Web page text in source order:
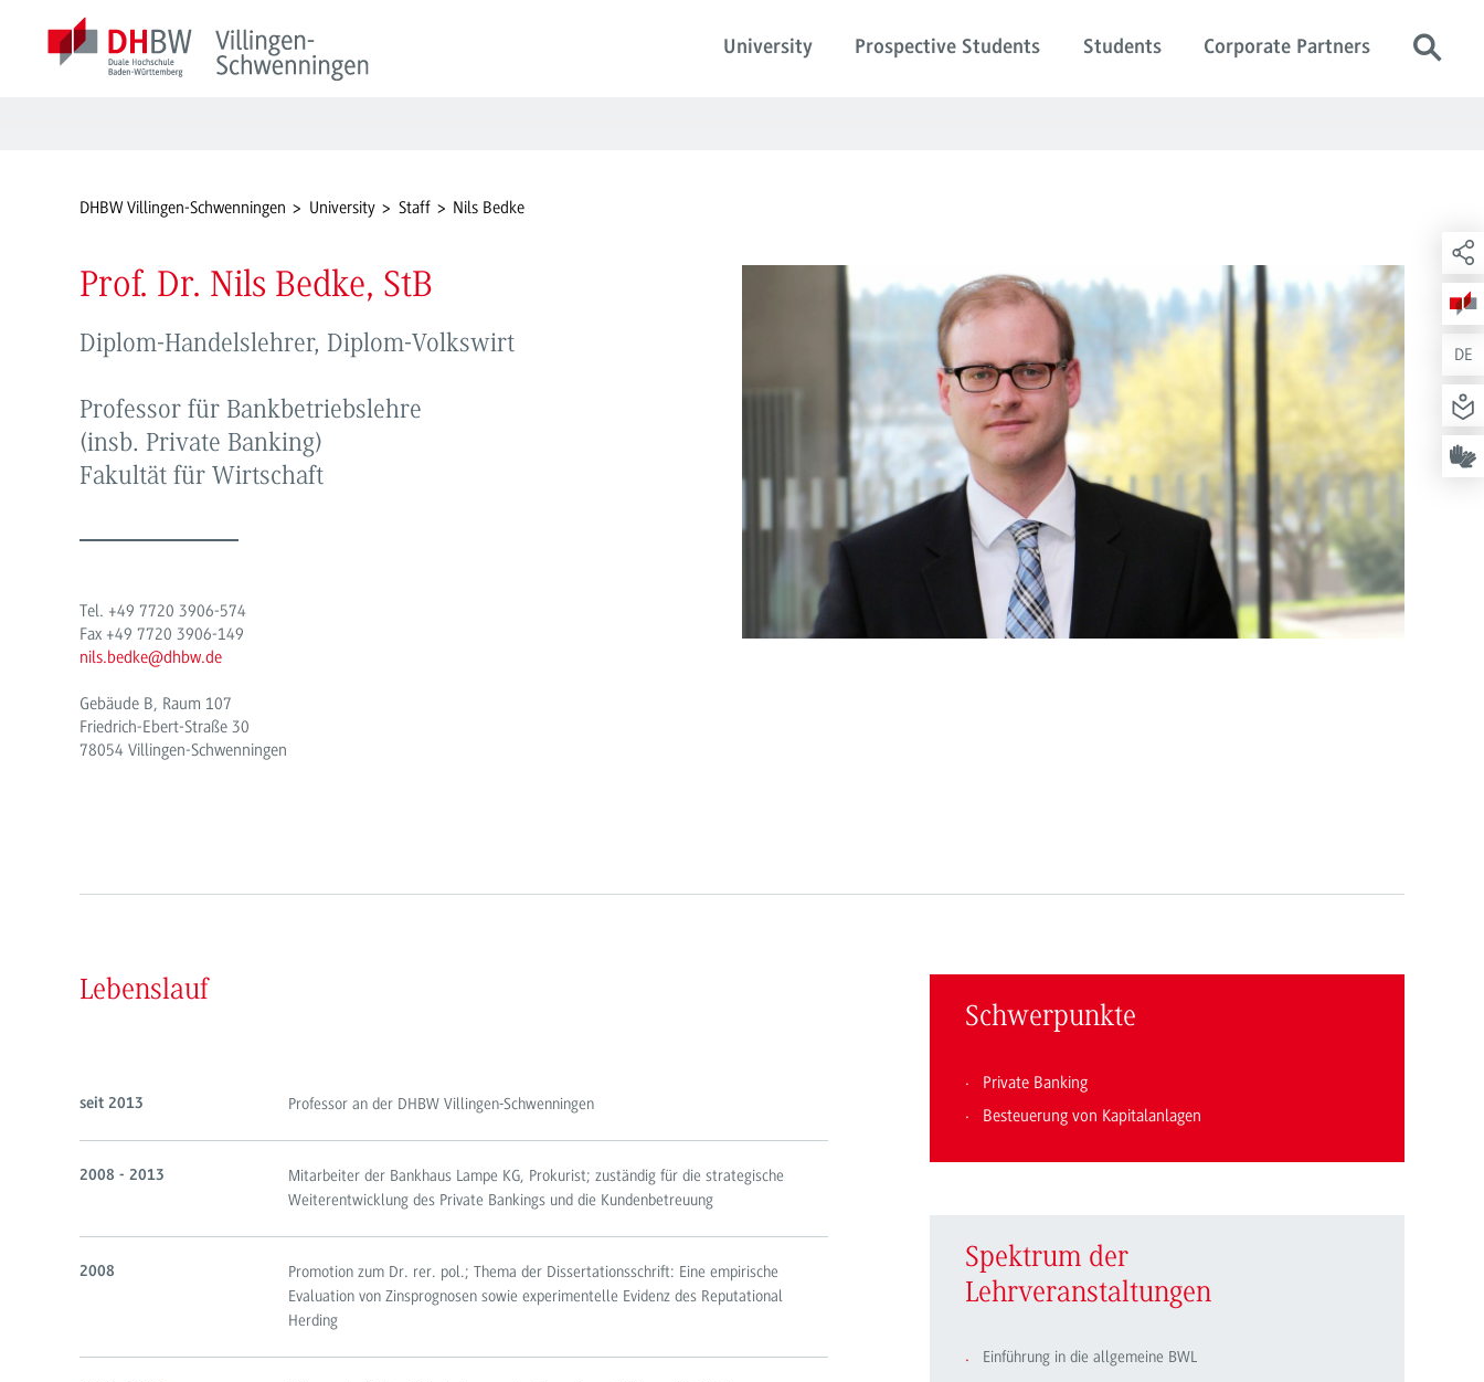
University Prospective Students Students Corporate Partners
DE
DHBW Villingen-Schwenningen University Staff Nils Bedke
Prof. Dr. Nils Bedke, StB
Diplom-Handelslehrer, Diplom-Volkswirt
Professor für Bankbetriebslehre
(insb. Private Banking)
Fakultät für Wirtschaft
Tel. +49 7720 3906-574
Fax +49 7720 3906-149
nils.bedke@dhbw.de
Gebäude B, Raum 107
Friedrich-Ebert-Straße 30
78054 Villingen-Schwenningen
Schwerpunkte
Private Banking
Besteuerung von Kapitalanlagen
Spektrum der
Lehrveranstaltungen
Einführung in die allgemeine BWL
Lebenslauf
seit 2013 Professor an der DHBW Villingen-Schwenningen
2008 - 2013
Mitarbeiter der Bankhaus Lampe KG, Prokurist; zuständig für die strategische
Weiterentwicklung des Private Bankings und die Kundenbetreuung
2008
Promotion zum Dr. rer. pol.; Thema der Dissertationsschrift: Eine empirische
Evaluation von Zinsprognosen sowie experimentelle Evidenz des Reputational
Herding